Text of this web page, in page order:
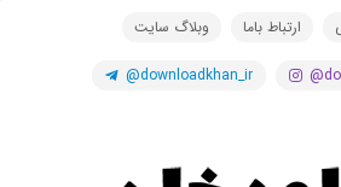
ارتباط باما وبلاگ سایت
@downloadkhan_ir